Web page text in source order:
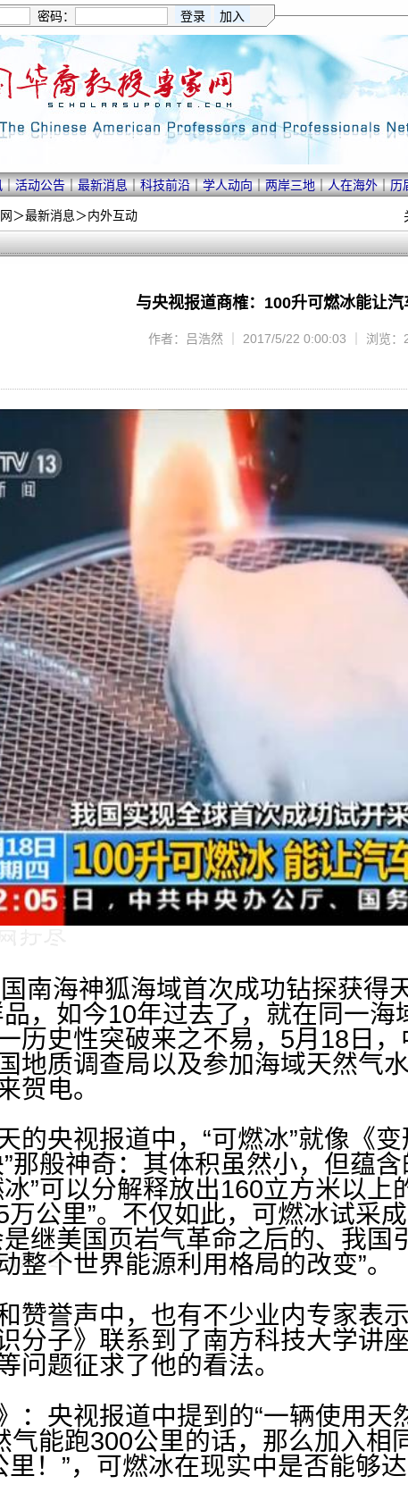
密码：
｜活动公告｜最新消息｜科技前沿｜学人动向｜两岸三地｜人在海外｜历
＞最新消息＞内外互动
与央视报道商榷：100升可燃冰能让汽
作者：吕浩然 ｜ 2017/5/22 0:00:03 ｜ 浏览：
南海神狐海域首次成功钻探获得
品，如今10年过去了，就在同一
历史性突破来之不易，5月18日
地质调查局以及参加海域天然气
贺电。
的央视报道中，“可燃冰”就像《
”那般神奇：其体积虽然小，但蕴
”可以分解释放出160立方米以上
万公里”。不仅如此，可燃冰试采
继美国页岩气革命之后的、我国
整个世界能源利用格局的改变”。
赞誉声中，也有不少业内专家表示
分子》联系到了南方科技大学讲
问题征求了他的看法。
：央视报道中提到的“一辆使用
气能跑300公里的话，那么加入相
！”，可燃冰在现实中是否能够达